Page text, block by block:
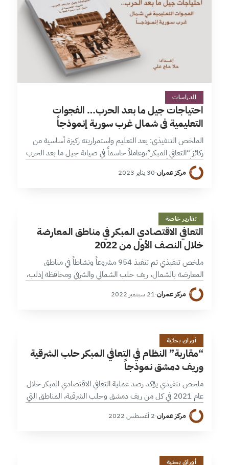
4 دقائق
الدراسات
احتياجات جيل ما بعد الحرب… الفجوات
التعليمية في شمال غرب سورية إنموذجاً
الملخص التنفيذي: يعد التعليم واستمراريته ركيزة أساسية من
ركائز “التعافي المبكر”،وعاملاً حاسماً في صيانة جيل ما بعد الحرب
فكرياً ومعرفياً، ونظراً إلى دوره النوعي في تحقيق مستوى عالٍ من
الاستقرار…مركز عمران·30 يناير 2023
ا
11 دقائق
تقارير خاصة
التعافي الاقتصادي المبكر في مناطق المعارضة
خلال النصف الأول من 2022
ملخص تنفيذي تم تنفيذ 954 مشروعاً ونشاطاً في مناطق
المعارضة بالشمال، ريف حلب الشمالي والشرقي ومحافظة إدلب،
بنسبة 24% و9%…مركز عمران·21 سبتمبر 2022
&
11 دقائق
أوراق بحثية
“مقاربة” النظام في التعافي المبكر حلب الشرقية
وريف دمشق نموذجاً
ملخص تنفيذي يؤكد رصد عملية التعافي الاقتصادي المبكر خلال
عام 2021 في كل من ريف دمشق وحلب الشرقية، المناطق التي
استعاد النظام السيطرة عليها، على تواضع العدد الإجمالي
للمشاريع المنفّذة؛…
مركز عمران·2 أغسطس 2022
27 دقائق
أوراق بحثية